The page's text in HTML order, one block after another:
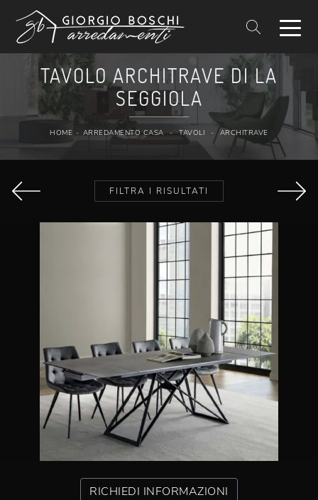
TAVOLO ARCHITRAVE DI LA
SEGGIOLA
HOME - ARREDAMENTO CASA - TAVOLI - ARCHITRAVE
FILTRA I RISULTATI
RICHIEDI INFORMAZIONI